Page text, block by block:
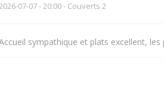
07-07- 20:00 - Couverts 2
sympathique et plats excellent,